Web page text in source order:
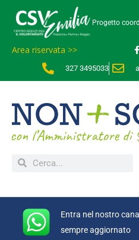
Progetto
Area riservata >>
327 3495033
Entra nel nostro
sempre aggiornato